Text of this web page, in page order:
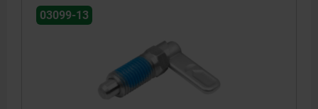
03099-13